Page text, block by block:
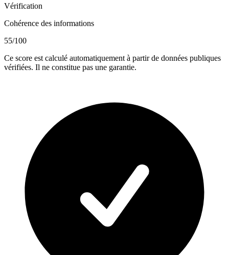
Vérification
Cohérence des informations
55/100
Ce score est calculé automatiquement à partir de données publiques
vérifiées. Il ne constitue pas une garantie.